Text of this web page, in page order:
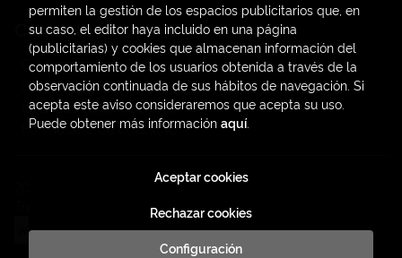
Contacto
C/ Amadeo de Saboya, 4
(+34) 963828968
latendauv@fundacio.es
Formulario de contacto
. Todos los Derechos Reservados |
permiten la gestión de los espacios publicitarios que, en
su caso, el editor haya incluido en una página
(publicitarias) y cookies que almacenan información del
comportamiento de los usuarios obtenida a través de la
observación continuada de sus hábitos de navegación. Si
acepta este aviso consideraremos que acepta su uso.
Puede obtener más información aquí.
Configuración
Rechazar cookies
Aceptar cookies